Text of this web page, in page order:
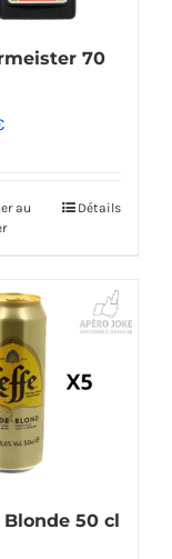
70
au
Détails
Blonde 50 cl